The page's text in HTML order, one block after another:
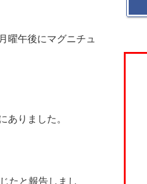
曜午後にマグニチュ
りました。
たと報告しまし